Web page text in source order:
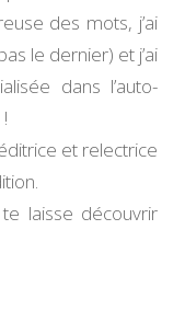
des mots, j’ai
le dernier) et j’ai
dans l’auto-
!
et relectrice
laisse découvrir